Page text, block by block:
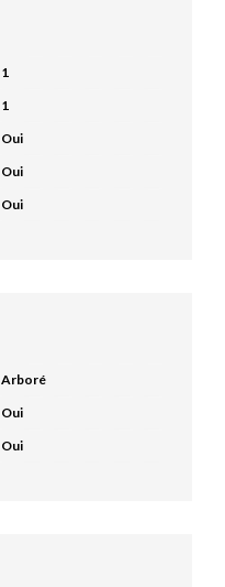
1
1
Oui
Oui
Oui
Arboré
Oui
Oui